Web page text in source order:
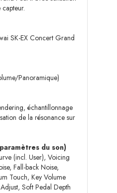
SK-EX Concert Grand
Panoramique)
échantillonnage
de la résonance sur
du son)
(incl. User), Voicing
Fall-back Noise,
Touch, Key Volume
Soft Pedal Depth